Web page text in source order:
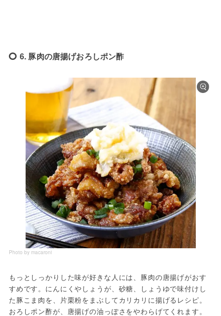
6. 豚肉の唐揚げおろしポン酢
Photo by macaroni
もっとしっかりした味が好きな人には、豚肉の唐揚げがおす
すめです。にんにくやしょうが、砂糖、しょうゆで味付けし
た豚こま肉を、片栗粉をまぶしてカリカリに揚げるレシピ。
おろしポン酢が、唐揚げの油っぽさをやわらげてくれます。